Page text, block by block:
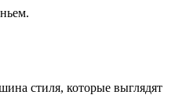
стиля, которые выглядят